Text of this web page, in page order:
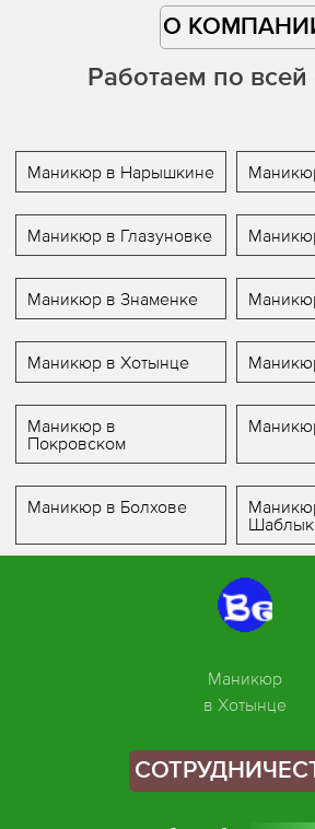
О
Работаем по всей
Маникюр в Нарышкине
Маникюр в Глазуновке
Маникюр в Знаменке
Маникюр в Хотынце
Маникюр в
Покровском
Маникюр в Болхове
Маникюр
в Хотынце